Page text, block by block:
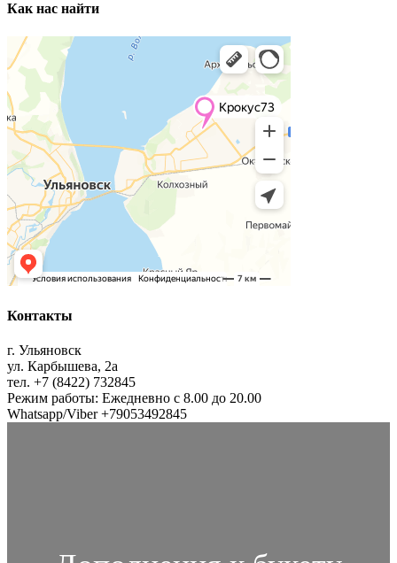
Как нас найти
Контакты
г. Ульяновск
ул. Карбышева, 2а
тел. +7 (8422) 732845
Режим работы: Ежедневно с 8.00 до 20.00
Whatsapp/Viber +79053492845